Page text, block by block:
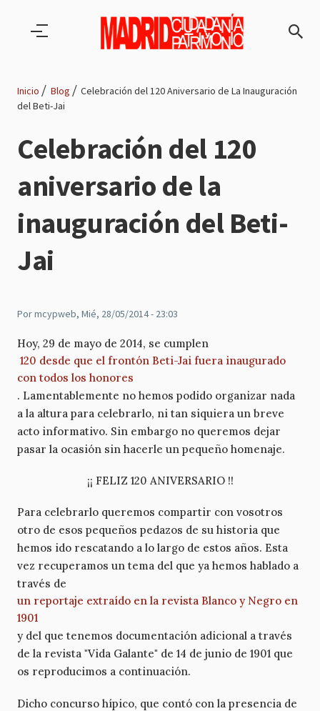
de
navegación
Inicio Blog
Celebración del 120 Aniversario de La Inauguración
del Beti-Jai
Celebración del 120
aniversario de la
inauguración del Beti-
Jai
Pormcypweb, Mié, 28/05/2014 - 23:03
Hoy, 29 de mayo de 2014, se cumplen
120 desde que el frontón Beti-Jai fuera inaugurado
con todos los honores
. Lamentablemente no hemos podido organizar nada
a la altura para celebrarlo, ni tan siquiera un breve
acto informativo. Sin embargo no queremos dejar
pasar la ocasión sin hacerle un pequeño homenaje.
¡¡ FELIZ 120 ANIVERSARIO !!
Para celebrarlo queremos compartir con vosotros
otro de esos pequeños pedazos de su historia que
hemos ido rescatando a lo largo de estos años. Esta
vez recuperamos un tema del que ya hemos hablado a
través de
un reportaje extraído en la revista Blanco y Negro en
1901
y del que tenemos documentación adicional a través
de la revista "Vida Galante" de 14 de junio de 1901 que
os reproducimos a continuación.
Dicho concurso hípico, que contó con la presencia de